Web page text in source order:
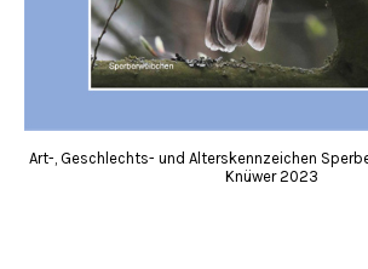
Art-, Geschlechts- und Alterskennzeichen
Knüwer 2023